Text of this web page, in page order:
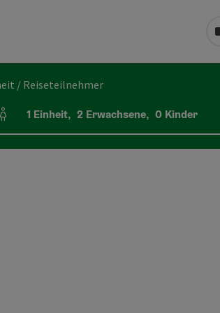
Einheit / Reiseteilnehmer
und Personenfelder
1 Einheit, 2 Erwachsene, 0 Kinder